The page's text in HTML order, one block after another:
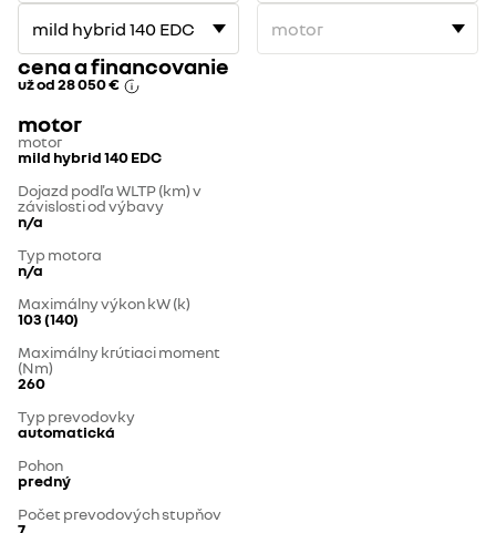
cena a financovanie
už od28 050 €
motor
motor
mild hybrid 140 EDC
Dojazd podľa WLTP (km) v
závislosti od výbavy
n/a
Typ motora
n/a
Maximálny výkon kW (k)
103 (140)
Maximálny krútiaci moment
(Nm)
260
Typ prevodovky
automatická
Pohon
predný
Počet prevodových stupňov
7